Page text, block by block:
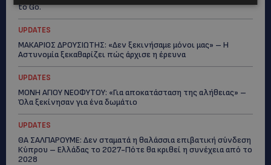
to Go.
UPDATES
ΜΑΚΑΡΙΟΣ ΔΡΟΥΣΙΩΤΗΣ: «Δεν ξεκινήσαμε μόνοι μας» – Η
Αστυνομία ξεκαθαρίζει πώς άρχισε η έρευνα
UPDATES
ΜΟΝΗ ΑΓΙΟΥ ΝΕΟΦΥΤΟΥ: «Για αποκατάσταση της αλήθειας» –
Όλα ξεκίνησαν για ένα δωμάτιο
UPDATES
ΘΑ ΣΑΛΠΑΡΟΥΜΕ: Δεν σταματά η θαλάσσια επιβατική σύνδεση
Κύπρου – Ελλάδας το 2027-Πότε θα κριθεί η συνέχεια από το
2028